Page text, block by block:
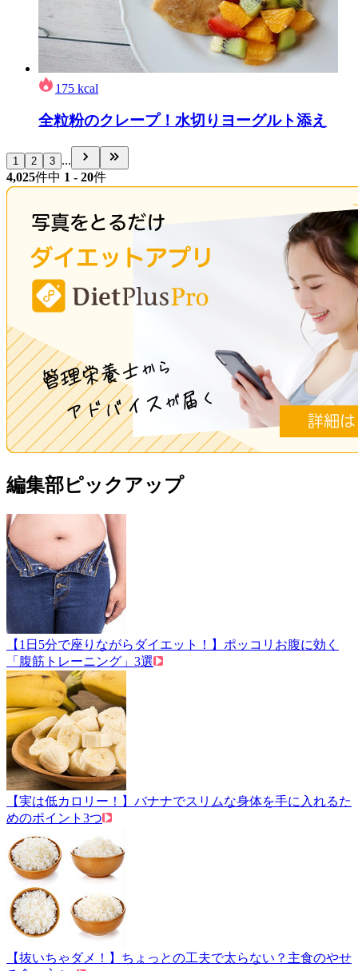
175 kcal
全粒粉のクレープ！水切りヨーグルト添え
1 2 3 ...
4,025件中 1 - 20件
編集部ピックアップ
【1日5分で座りながらダイエット！】ポッコリお腹に効く
「腹筋トレーニング」3選
【実は低カロリー！】バナナでスリムな身体を手に入れるた
めのポイント3つ
【抜いちゃダメ！】ちょっとの工夫で太らない？主食のやせ